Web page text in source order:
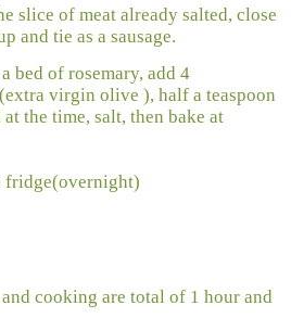
slice of meat already salted, close
and tie as a sausage.
bed of rosemary, add 4
virgin olive ), half a teaspoon
the time, salt, then bake at
fridge(overnight)
cooking are total of 1 hour and